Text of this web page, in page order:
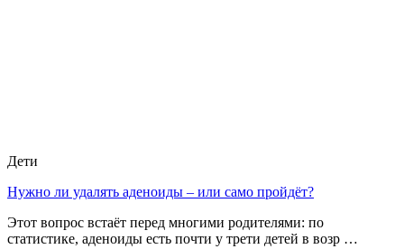
Дети
Нужно ли удалять аденоиды – или само пройдёт?
Этот вопрос встаёт перед многими родителями: по
статистике, аденоиды есть почти у трети детей в возр …